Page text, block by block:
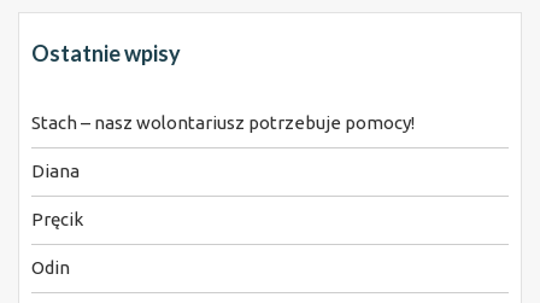
Ostatnie wpisy
Stach – nasz wolontariusz potrzebuje pomocy!
Diana
Pręcik
Odin